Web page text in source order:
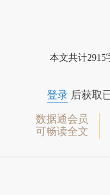
本文共计2915
登录后获取
数据通会员
可畅读全文